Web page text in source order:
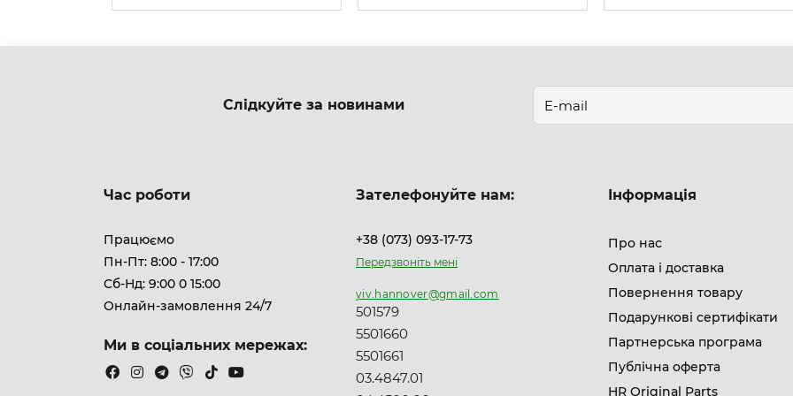
Слідкуйте за новинами
Час роботи
Працюємо
Пн-Пт: 8:00 - 17:00
Сб-Нд: 9:00 0 15:00
Онлайн-замовлення 24/7
Ми в соціальних мережах:
Зателефонуйте нам:
+38 (073) 093-17-73
Передзвоніть мені
yiv.hannover@gmail.com
501579
5501660
5501661
03.4847.01
Інформація
Про нас
Оплата і доставка
Повернення товару
Подарункові сертифікати
Партнерська програма
Публічна оферта
HR Original Parts